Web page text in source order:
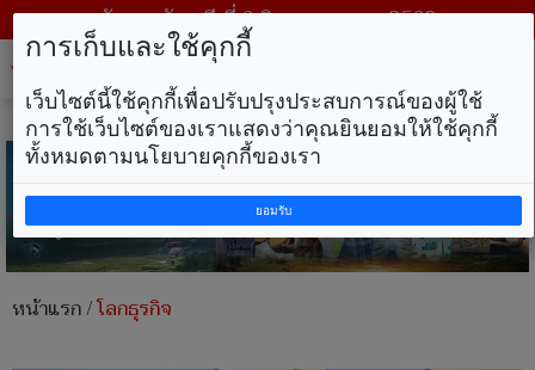
วันพฤหัสบดี ที่ 6 สิงหาคม พ.ศ. 2569
หน้าแรก/โลกธุรกิจ
การเก็บและใช้คุกกี้
เว็บไซต์นี้ใช้คุกกี้เพื่อปรับปรุงประสบการณ์ของผู้ใช้
การใช้เว็บไซต์ของเราแสดงว่าคุณยินยอมให้ใช้คุกกี้
ทั้งหมดตามนโยบายคุกกี้ของเรา
ยอมรับ